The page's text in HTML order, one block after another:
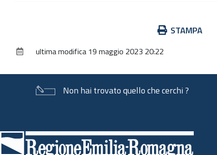
documento
STAMPA
ultima modifica 19 maggio 2023 20:22
Non hai trovato quello che cerchi ?
di
pagina